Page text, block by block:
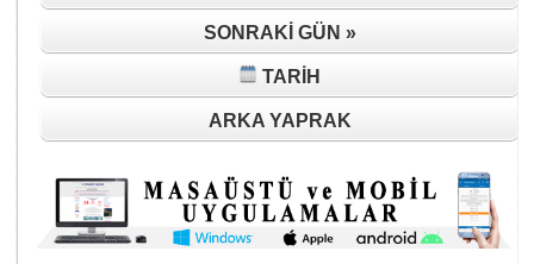
SONRAKI GÜN »
TARIH
ARKA YAPRAK